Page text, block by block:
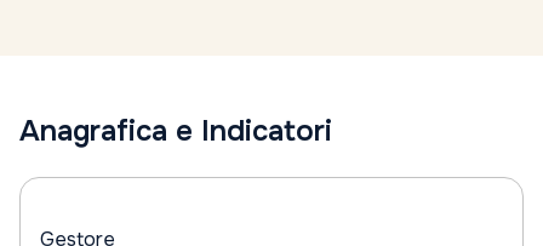
Anagrafica e Indicatori
Gestore